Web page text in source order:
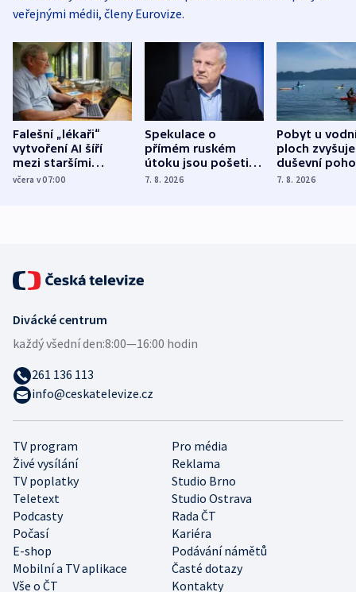
veřejnými médii, členy Eurovize.
Falešní „lékaři“
vytvoření AI šíří
mezi staršími
Poláky nebezpečné
včera v 07:00
Spekulace o
přímém ruském
útoku jsou pošetilé,
míní estonský
7. 8. 2026
Pobyt u
ploch zvyšuje
duševní
ukázala
7. 8. 2026
TV program
Pro média
Živé vysílání
Reklama
TV poplatky
Studio Brno
Teletext
Studio Ostrava
Podcasty
Rada ČT
Počasí
Kariéra
E-shop
Podávání námětů
Mobilní a TV aplikace
Časté dotazy
Vše o ČT
Kontakty
Divácké centrum
každý všední den:8:00—16:00 hodin
261 136 113
info@ceskatelevize.cz